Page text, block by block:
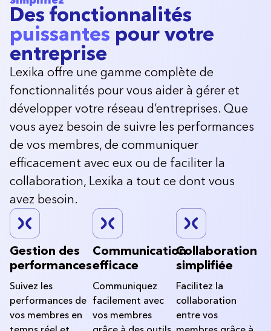
Des fonctionnalités
puissantes pour votre
entreprise
Lexika offre une gamme complète de
fonctionnalités pour vous aider à gérer et
développer votre réseau d’entreprises. Que
vous ayez besoin de suivre les performances
de vos membres, de communiquer
efficacement avec eux ou de faciliter la
collaboration, Lexika a tout ce dont vous
avez besoin.
Gestion des
performances
Suivez les
performances de
vos membres en
Communication
efficace
Communiquez
facilement avec
vos membres
Collaboration
simplifiée
Facilitez la
collaboration
entre vos